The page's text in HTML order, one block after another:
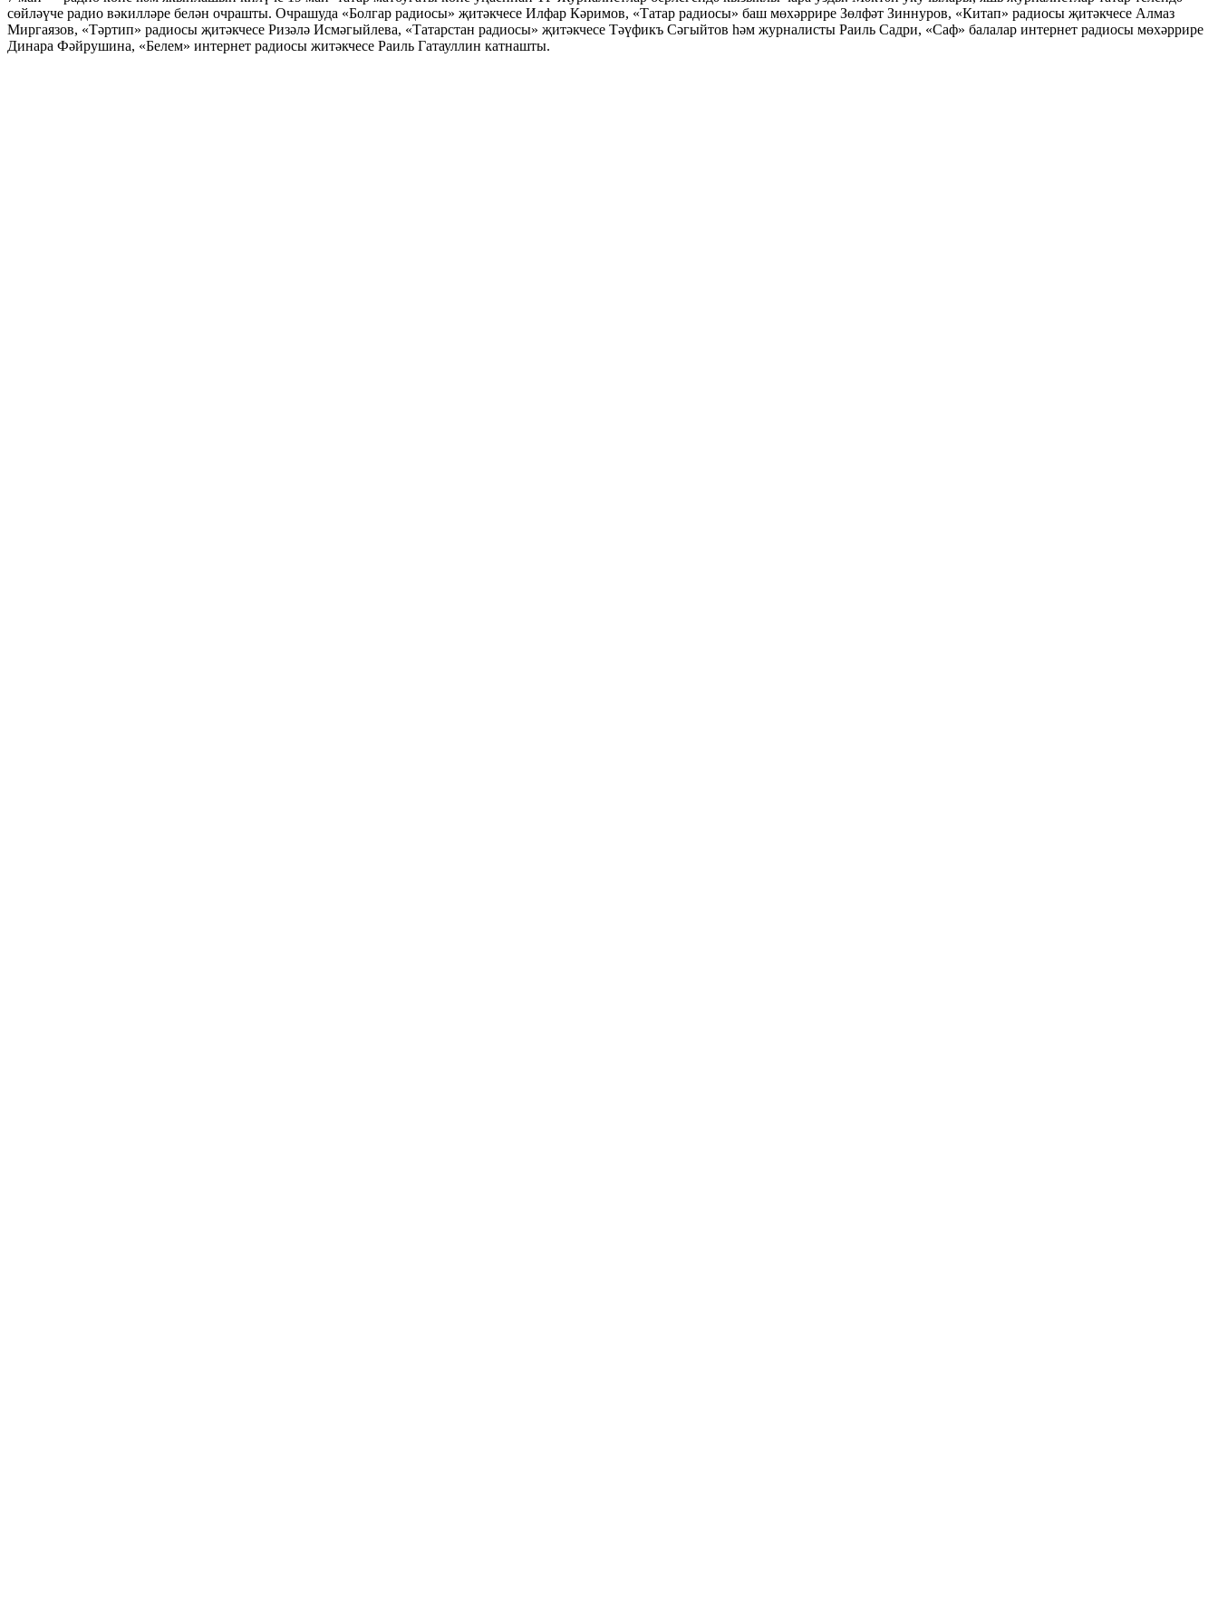
сөйләүче радио вәкилләре белән очрашты. Очрашуда «Болгар радиосы» җитәкчесе Илфар Кәримов, «Татар радиосы» баш мөхәррире Зөлфәт Зиннуров, «Китап» радиосы җитәкчесе Алмаз
Миргаязов, «Тәртип» радиосы җитәкчесе Ризәлә Исмәгыйлева, «Татарстан радиосы» җитәкчесе Тәүфикъ Сәгыйтов һәм журналисты Раиль Садри, «Саф» балалар интернет радиосы мөхәррире
Динара Фәйрушина, «Белем» интернет радиосы житәкчесе Раиль Гатауллин катнашты.